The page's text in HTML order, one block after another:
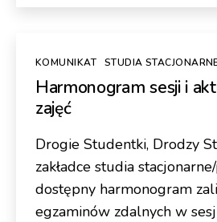
Kategorie
KOMUNIKAT STUDIA
Harmonogram sesji i
zajęć
Drogie Studentki, Drodzy
zakładce studia
dostępny harmonogram
egzaminów zdalnych w